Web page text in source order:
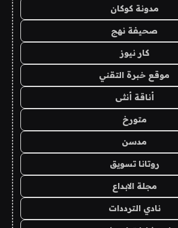
مدونة كوكان
صحيفة نهج
كار نيوز
موقع خبرة التقني
أناقة أنثى
متورخ
مدسن
روتانا تسويق
مجلة الابداع
نادي الترددات